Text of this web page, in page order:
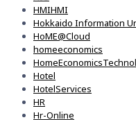
HMIHMI
Hokkaido Information
HoME@Cloud
homeeconomics
Hotel
HotelServices
HR
Hr-Online